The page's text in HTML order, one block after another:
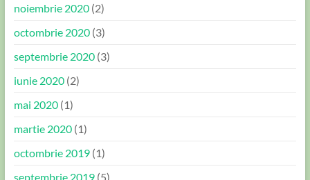
noiembrie 2020(2)
octombrie 2020(3)
septembrie 2020(3)
iunie 2020(2)
mai 2020(1)
martie 2020(1)
octombrie 2019(1)
septembrie 2019(5)